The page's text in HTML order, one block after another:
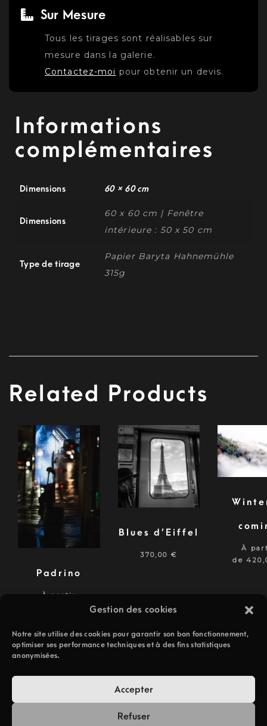
Gestion des cookies
Notre site utilise des cookies pour garantir son bon fonctionnement,
optimiser ses performance techniques et à des fins statistiques
anonymisées.
Accepter
Refuser
Sur Mesure
Tous les tirages sont réalisables sur
mesure dans la galerie.
Contactez-moi pour obtenir un devis.
Informations
complémentaires
Dimensions 60 × 60 cm
Dimensions
60 x 60 cm | Fenêtre
intérieure : 50 x 50 cm
Type de tirage
Papier Baryta Hahnemühle
315g
Related Products
Padrino
À partir
Blues d’Eiffel
370,00€
À
de
Livraison